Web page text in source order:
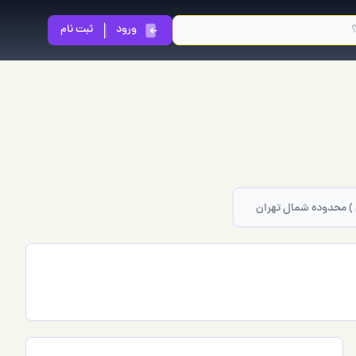
ورود ثبت نام
) محدوده شمال تهران